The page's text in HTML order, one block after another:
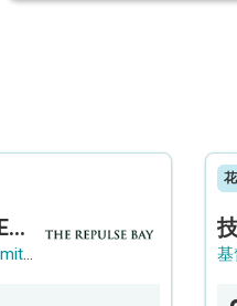
THE REPULSE BAY RECRUITMENT DAY 淺水灣影灣園人才招聘會
The Repulse Bay Company, Limited 基